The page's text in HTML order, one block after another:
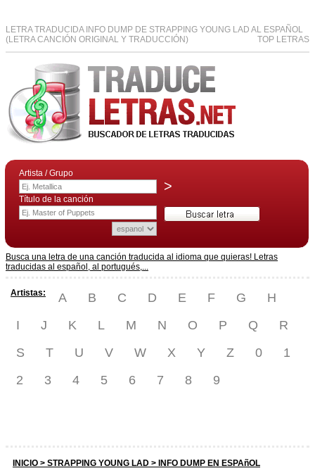
LETRA TRADUCIDA INFO DUMP DE STRAPPING YOUNG LAD AL ESPAÑOL
(LETRA CANCIÓN ORIGINAL Y TRADUCCIÓN)
TOP LETRAS
Artista / Grupo
>
Título de la canción
Busca una letra de una canción traducida al idioma que quieras! Letras
traducidas al español, al portugués,...
Artistas: A B C D E F G
H
I
J K L M N O P Q
R
S
T U V W X Y Z 0
1
2
3 4 5 6 7 8 9
INICIO > STRAPPING YOUNG LAD > INFO DUMP EN ESPAñOL